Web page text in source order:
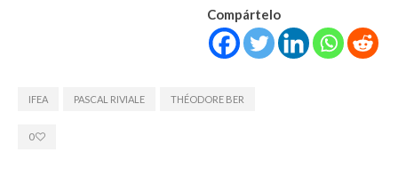
Compártelo
IFEA PASCAL RIVIALE THÉODORE BER
0